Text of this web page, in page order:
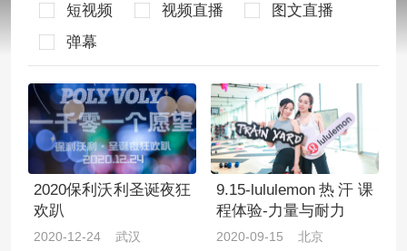
短视频 视频直播
图文直播
弹幕
2020保利沃利圣诞夜狂
欢趴
2020-12-24 武汉
9.15-lululemon热汗课
程体验-力量与耐力
2020-09-15 北京